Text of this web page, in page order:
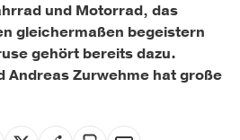
und Motorrad, das
gleichermaßen begeistern
gehört bereits dazu.
Andreas Zurwehme hat große